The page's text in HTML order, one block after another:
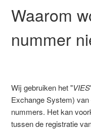
Waarom
nummer
Wij gebruiken het "VIES
Exchange System)
nummers. Het kan
tussen de registratie